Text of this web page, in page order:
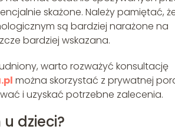
skażone. Należy pamiętać,
są bardziej narażone na
bardziej wskazana.
warto rozważyć konsultację
można skorzystać z prywatnej
i uzyskać potrzebne zalecenia.
dzieci?